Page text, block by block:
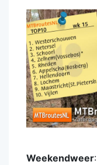
Weekendweer